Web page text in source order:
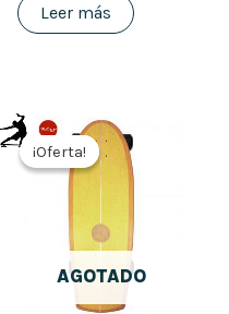
Leer más
¡Oferta!
AGOTADO
¡Oferta!
El
precio
original
era: